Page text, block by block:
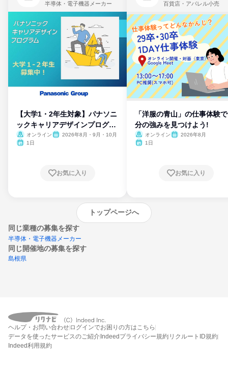
半導体・電子機器メーカー
【大学1・2年生対象】パナソニ
ックキャリアデザインプログラ
ム
オンライン
2026年8月・9月・10月
1日
お気に入り
百貨店・アパレル小売
「洋服の青山」の仕事体験
分の強みを見つけよう!
オンライン
2026年8月
1日
お気に入り
トップページへ
同じ業種の募集を探す
半導体・電子機器メーカー
同じ開催地の募集を探す
島根県
締切：なし
ヘルプ・お問い合わせ ログインでお困りの方はこちら
データを使ったサービスのご紹介 Indeedプライバシー規約 リクルートID規約
Indeed利用規約